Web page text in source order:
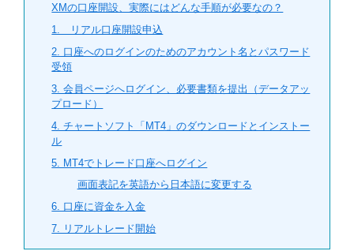
XMの口座開設、実際にはどんな手順が必要なの？
1. リアル口座開設申込
2. 口座へのログインのためのアカウント名とパスワード
受領
3. 会員ページへログイン、必要書類を提出（データアッ
プロード）
4. チャートソフト「MT4」のダウンロードとインストー
ル
5. MT4でトレード口座へログイン
画面表記を英語から日本語に変更する
6. 口座に資金を入金
7. リアルトレード開始